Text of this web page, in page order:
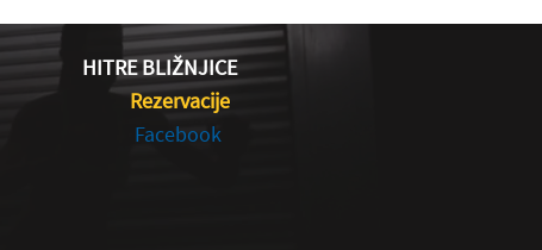
HITRE BLIŽNJICE
Rezervacije
Facebook